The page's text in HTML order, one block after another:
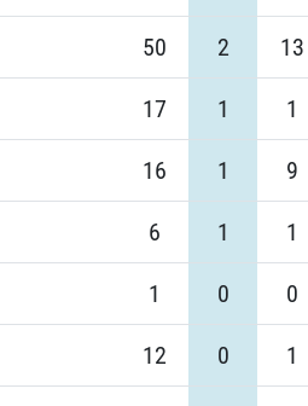
50 2 13
17 1 1
16 1 9
6 1 1
1 0 0
12 0 1